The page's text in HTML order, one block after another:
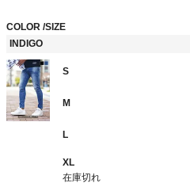
COLOR SIZE
INDIGO
S
M
L
XL
在庫切れ